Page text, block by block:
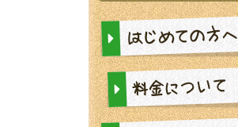
はじめての方へ
料金について